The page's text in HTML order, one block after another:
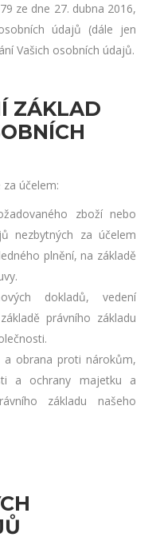
ze dne 27. dubna 2016,
údajů (dále jen
Vašich osobních údajů.
ZÁKLAD
účelem:
zboží nebo
nezbytných za účelem
plnění, na základě
dokladů, vedení
právního základu
a obrana proti nárokům,
a ochrany majetku a
základu našeho